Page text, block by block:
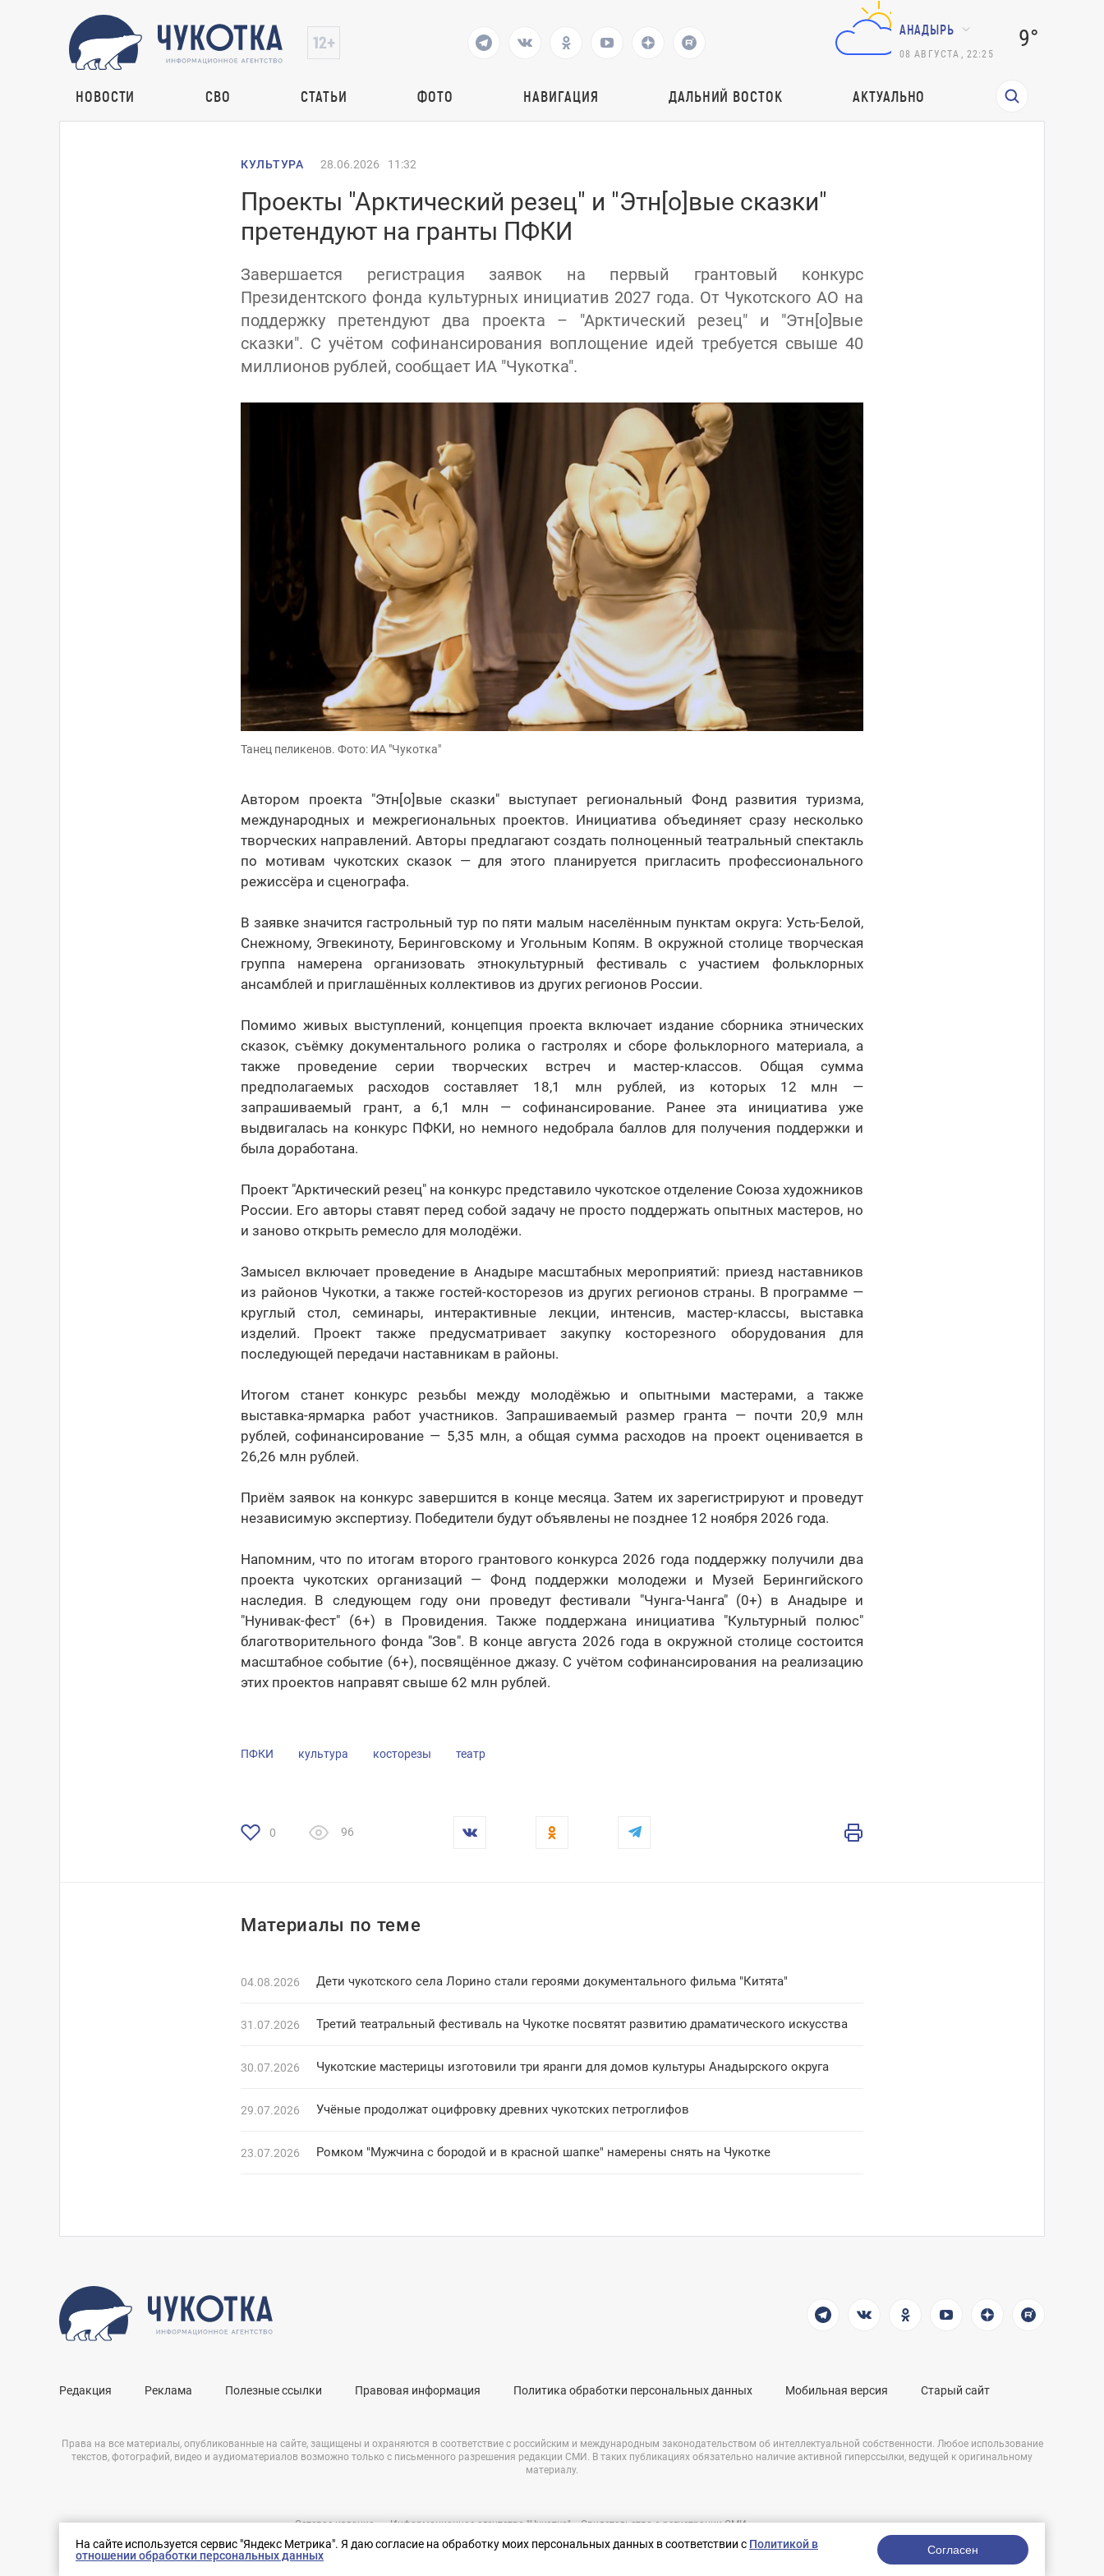
АНАДЫРЬ
08 АВГУСТА 22:25
9°
НОВОСТИ СВО СТАТЬИ ФОТО НАВИГАЦИЯ ДАЛЬНИЙ ВОСТОК АКТУАЛЬНО
На сайте используется сервис "Яндекс Метрика". Я даю согласие на обработку моих персональных данных в соответствии с Политикой в
отношении обработки персональных данных
Согласен
КУЛЬТУРА 28.06.2026 11:32
Проекты "Арктический резец" и "Этн[о]вые сказки"
претендуют на гранты ПФКИ
Завершается регистрация заявок на первый грантовый конкурс
Президентского фонда культурных инициатив 2027 года. От Чукотского АО на
поддержку претендуют два проекта – "Арктический резец" и "Этн[о]вые
сказки". С учётом софинансирования воплощение идей требуется свыше 40
миллионов рублей, сообщает ИА "Чукотка".
Танец пеликенов. Фото: ИА "Чукотка"
Автором проекта "Этн[о]вые сказки" выступает региональный Фонд развития туризма,
международных и межрегиональных проектов. Инициатива объединяет сразу несколько
творческих направлений. Авторы предлагают создать полноценный театральный спектакль
по мотивам чукотских сказок — для этого планируется пригласить профессионального
режиссёра и сценографа.
В заявке значится гастрольный тур по пяти малым населённым пунктам округа: Усть-Белой,
Снежному, Эгвекиноту, Беринговскому и Угольным Копям. В окружной столице творческая
группа намерена организовать этнокультурный фестиваль с участием фольклорных
ансамблей и приглашённых коллективов из других регионов России.
Помимо живых выступлений, концепция проекта включает издание сборника этнических
сказок, съёмку документального ролика о гастролях и сборе фольклорного материала, а
также проведение серии творческих встреч и мастер-классов. Общая сумма
предполагаемых расходов составляет 18,1 млн рублей, из которых 12 млн —
запрашиваемый грант, а 6,1 млн — софинансирование. Ранее эта инициатива уже
выдвигалась на конкурс ПФКИ, но немного недобрала баллов для получения поддержки и
была доработана.
Проект "Арктический резец" на конкурс представило чукотское отделение Союза художников
России. Его авторы ставят перед собой задачу не просто поддержать опытных мастеров, но
и заново открыть ремесло для молодёжи.
Замысел включает проведение в Анадыре масштабных мероприятий: приезд наставников
из районов Чукотки, а также гостей-косторезов из других регионов страны. В программе —
круглый стол, семинары, интерактивные лекции, интенсив, мастер-классы, выставка
изделий. Проект также предусматривает закупку косторезного оборудования для
последующей передачи наставникам в районы.
Итогом станет конкурс резьбы между молодёжью и опытными мастерами, а также
выставка-ярмарка работ участников. Запрашиваемый размер гранта — почти 20,9 млн
рублей, софинансирование — 5,35 млн, а общая сумма расходов на проект оценивается в
26,26 млн рублей.
Приём заявок на конкурс завершится в конце месяца. Затем их зарегистрируют и проведут
независимую экспертизу. Победители будут объявлены не позднее 12 ноября 2026 года.
Напомним, что по итогам второго грантового конкурса 2026 года поддержку получили два
проекта чукотских организаций — Фонд поддержки молодежи и Музей Берингийского
наследия. В следующем году они проведут фестивали "Чунга-Чанга" (0+) в Анадыре и
"Нунивак-фест" (6+) в Провидения. Также поддержана инициатива "Культурный полюс"
благотворительного фонда "Зов". В конце августа 2026 года в окружной столице состоится
масштабное событие (6+), посвящённое джазу. С учётом софинансирования на реализацию
этих проектов направят свыше 62 млн рублей.
ПФКИ культура косторезы театр
0 96
Материалы по теме
04.08.2026 Дети чукотского села Лорино стали героями документального фильма "Китята"
31.07.2026 Третий театральный фестиваль на Чукотке посвятят развитию драматического искусства
30.07.2026 Чукотские мастерицы изготовили три яранги для домов культуры Анадырского округа
29.07.2026 Учёные продолжат оцифровку древних чукотских петроглифов
23.07.2026 Ромком "Мужчина с бородой и в красной шапке" намерены снять на Чукотке
Редакция Реклама Полезные ссылки Правовая информация Политика обработки персональных данных Мобильная версия Старый сайт
Права на все материалы, опубликованные на сайте, защищены и охраняются в соответствие с российским и международным законодательством об интеллектуальной собственности. Любое использование
текстов, фотографий, видео и аудиоматериалов возможно только с письменного разрешения редакции СМИ. В таких публикациях обязательно наличие активной гиперссылки, ведущей к оригинальному
материалу.
Выделите ее и нажмите Ctrl+Enter
Сетевое издание – «Информационное агентство "Чукотка"». Свидетельство о регистрации СМИ
ЭЛ № ФС 77 – 69723 от 05.05.2017 г. Выдано Федеральной службой по надзору в сфере связи,
информационных технологий и массовых коммуникаций.
nologostudio.ru.